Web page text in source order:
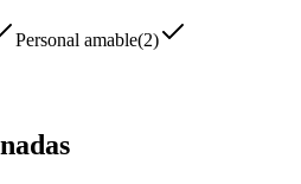
Personal amable(2)